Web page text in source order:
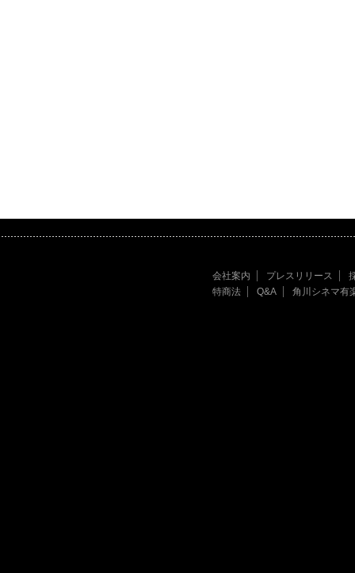
会社案内 プレスリリース
特商法
Q&A 角川シネマ有